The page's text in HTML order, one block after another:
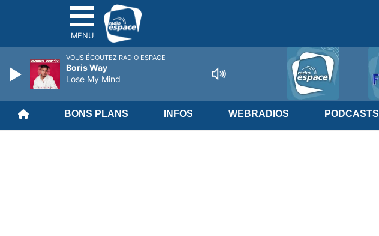
MENU
BONS PLANS INFOS WEBRADIOS PODCASTS
VOUS ÉCOUTEZ RADIO ESPACE
Boris Way
Lose My Mind